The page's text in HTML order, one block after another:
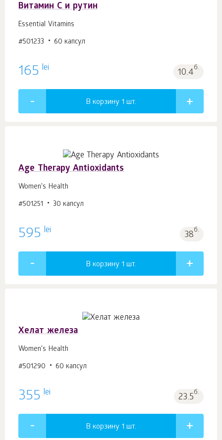
Витамин С и рутин
Essential Vitamins
#501233 60 капсул
165 lei 10.4б.
В корзину 1 шт.
Age Тhеrару Antioxidants
Women's Health
#501251 30 капсул
595 lei 38б.
В корзину 1 шт.
Хелат железа
Women's Health
#501290 60 капсул
355 lei 23.5б.
В корзину 1 шт.